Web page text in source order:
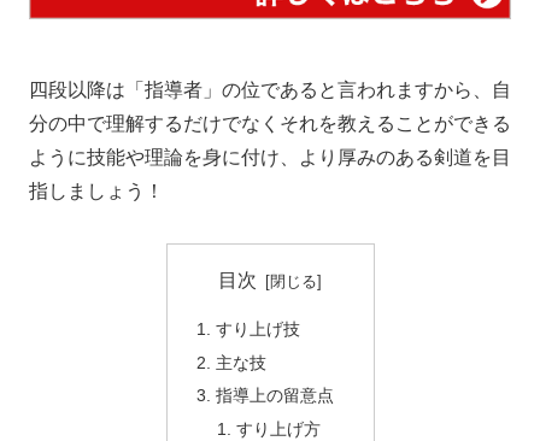
四段以降は「指導者」の位であると言われますから、自
分の中で理解するだけでなくそれを教えることができる
ように技能や理論を身に付け、より厚みのある剣道を目
指しましょう！
目次
すり上げ技
主な技
指導上の留意点
すり上げ方